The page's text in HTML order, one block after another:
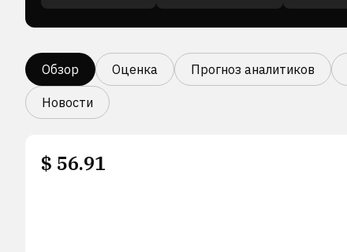
Обзор Оценка Прогноз аналитиков
Новости
$ 56.91